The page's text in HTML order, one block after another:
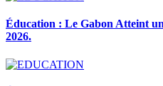
Éducation : Le Gabon Atteint
2026.